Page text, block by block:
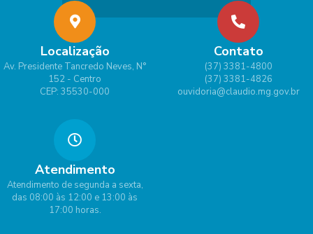
Localização
Av. Presidente Tancredo Neves, N°
152 - Centro
CEP: 35530-000
Contato
(37) 3381-4800
(37) 3381-4826
ouvidoria@claudio.mg.gov.br
Atendimento
Atendimento de segunda a sexta,
das 08:00 às 12:00 e 13:00 às
17:00 horas.